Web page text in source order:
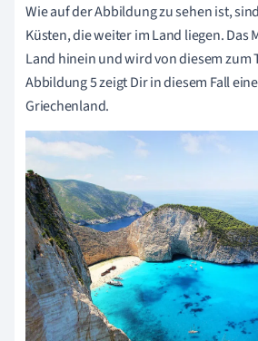
Wie auf der Abbildung zu sehen ist,
Küsten, die weiter im Land liegen. Das
Land hinein und wird von diesem zum
Abbildung 5 zeigt Dir in diesem Fall
Griechenland.